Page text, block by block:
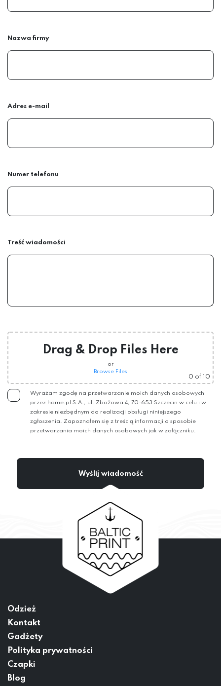
Nazwa firmy
Adres e-mail
Numer telefonu
Treść wiadomości
Drag & Drop Files Here
or
Browse Files
0 of 10
Wyrażam zgodę na przetwarzanie moich danych osobowych
przez home.pl S.A., ul. Zbożowa 4, 70-653 Szczecin w celu i w
zakresie niezbędnym do realizacji obsługi niniejszego
zgłoszenia. Zapoznałem się z treścią informacji o sposobie
przetwarzania moich danych osobowych jak w załączniku.
Odzież
Kontakt
Gadżety
Polityka prywatności
Czapki
Blog